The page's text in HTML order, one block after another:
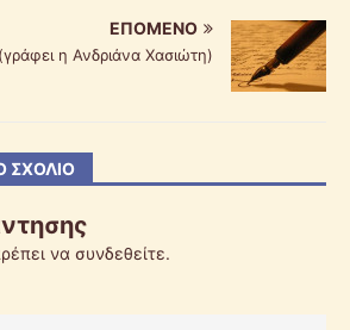
ΕΠΌΜΕΝΟ
η Ανδριάνα Χασιώτη)
ΣΧΌΛΙΟ
να συνδεθείτε.